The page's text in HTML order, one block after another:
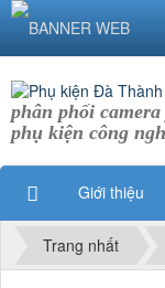
phân phối camera
phụ kiện công
Giới thiệu
Trang nhất